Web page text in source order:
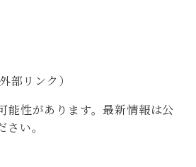
外部リンク）
能性があります。最新情報は公
い。